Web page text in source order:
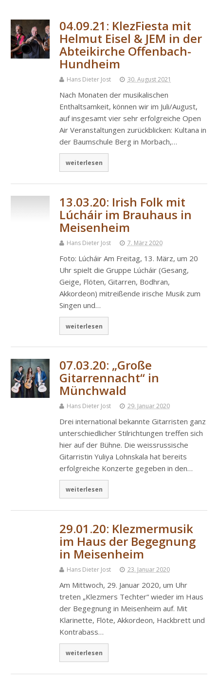
04.09.21: KlezFiesta mit
Helmut Eisel & JEM in der
Abteikirche Offenbach-
Hundheim
Hans Dieter Jost 30. August 2021
Nach Monaten der musikalischen
Enthaltsamkeit, können wir im Juli/August,
auf insgesamt vier sehr erfolgreiche Open
Air Veranstaltungen zurückblicken: Kultana in
der Baumschule Berg in Morbach,…
weiterlesen
13.03.20: Irish Folk mit
Lúcháir im Brauhaus in
Meisenheim
Hans Dieter Jost 7. März 2020
Foto: Lúcháir Am Freitag, 13. März, um 20
Uhr spielt die Gruppe Lúcháir (Gesang,
Geige, Flöten, Gitarren, Bodhran,
Akkordeon) mitreißende irische Musik zum
Singen und…
weiterlesen
07.03.20: „Große
Gitarrennacht“ in
Münchwald
Hans Dieter Jost 29. Januar 2020
Drei international bekannte Gitarristen ganz
unterschiedlicher Stilrichtungen treffen sich
hier auf der Bühne. Die weissrussische
Gitarristin Yuliya Lohnskala hat bereits
erfolgreiche Konzerte gegeben in den…
weiterlesen
29.01.20: Klezmermusik
im Haus der Begegnung
in Meisenheim
Hans Dieter Jost 23. Januar 2020
Am Mittwoch, 29. Januar 2020, um Uhr
treten „Klezmers Techter“ wieder im Haus
der Begegnung in Meisenheim auf. Mit
Klarinette, Flöte, Akkordeon, Hackbrett und
Kontrabass…
weiterlesen